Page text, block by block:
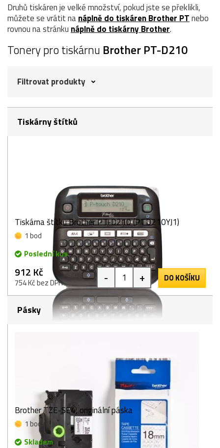
Druhů tiskáren je velké množství, pokud jste se překlikli,
můžete se vrátit nanáplně do tiskáren Brother PTnebo
rovnou na stránku náplně do tiskárny Brother.
Tonery pro tiskárnu Brother PT-D210
Filtrovat produkty
Tiskárny štítků
Tiskárna štítku Brother PT-D210 (PTD210YJ1)
1 bod
Poslední kus
912 Kč
754 Kč bez DPH - + DO KOŠÍKU
Pásky
Brother TZE-SE4, originální páska
1 bod
Skladem